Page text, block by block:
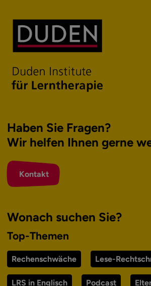
Haben Sie Fragen?
Wir helfen Ihnen gerne
Kontakt
Wonach suchen Sie?
Top-Themen
Rechenschwäche Lese-
LRS in Englisch Podcast